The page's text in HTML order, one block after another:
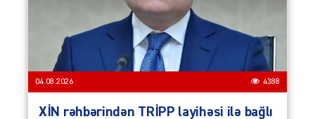
04.08.2026 4388
XİN rəhbərindən TRİPP layihəsi ilə bağlı